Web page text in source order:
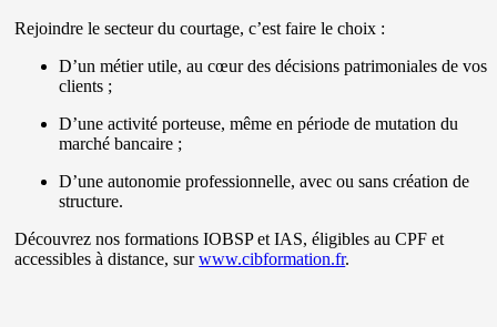
Rejoindre le secteur du courtage, c’est faire le choix :
D’un métier utile, au cœur des décisions patrimoniales de vos
clients ;
D’une activité porteuse, même en période de mutation du
marché bancaire ;
D’une autonomie professionnelle, avec ou sans création de
structure.
Découvrez nos formations IOBSP et IAS, éligibles au CPF et
accessibles à distance, surwww.cibformation.fr.